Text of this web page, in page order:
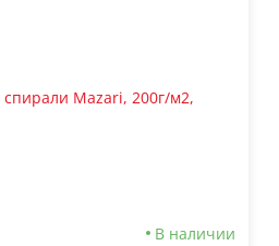
В наличии